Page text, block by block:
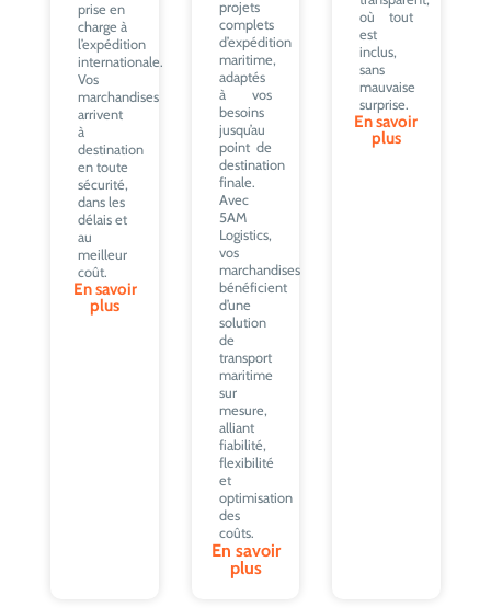
prise en
charge à
l’expédition
internationale.
Vos
marchandises
arrivent
à
destination
en toute
sécurité,
dans les
délais et
au
meilleur
coût.
En savoir
plus
projets
complets
d’expédition
maritime,
adaptés
à vos
besoins
jusqu’au
point de
destination
finale.
Avec
5AM
Logistics,
vos
marchandises
bénéficient
d’une
solution
de
transport
maritime
sur
mesure,
alliant
fiabilité,
flexibilité
et
optimisation
des
coûts.
En savoir
plus
où tout
est
inclus,
sans
mauvaise
surprise.
En savoir
plus